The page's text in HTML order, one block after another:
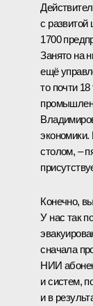
с развитой
1700
Занято на
ещё
то почти
экономики.
столом, –
Конечно,
У нас так
сначала
НИИ
и систем,
и в